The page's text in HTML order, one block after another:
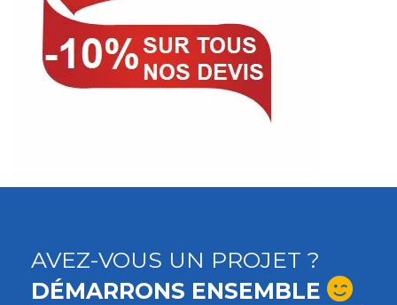
AVEZ-VOUS UN PROJET ?
DÉMARRONS ENSEMBLE